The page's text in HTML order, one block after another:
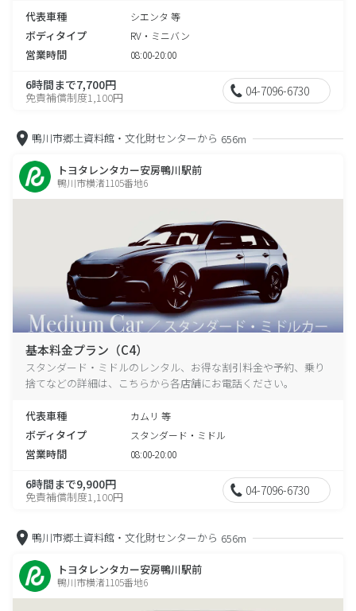
代表車種 シエンタ 等
ボディタイプ RV・ミニバン
営業時間 08:00-20:00
6時間まで7,700円
免責補償制度1,100円 04-7096-6730
鴨川市郷土資料館・文化財センターから 656m
トヨタレンタカー安房鴨川駅前
鴨川市横渚1105番地6
基本料金プラン（C4）
スタンダード・ミドルのレンタル、お得な割引料金や予約、乗り
捨てなどの詳細は、こちらから各店舗にお電話ください。
代表車種 カムリ 等
ボディタイプ スタンダード・ミドル
営業時間 08:00-20:00
6時間まで9,900円
免責補償制度1,100円 04-7096-6730
鴨川市郷土資料館・文化財センターから 656m
トヨタレンタカー安房鴨川駅前
鴨川市横渚1105番地6